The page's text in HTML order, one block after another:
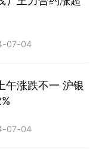
07-04
午涨跌不一 沪银
07-04